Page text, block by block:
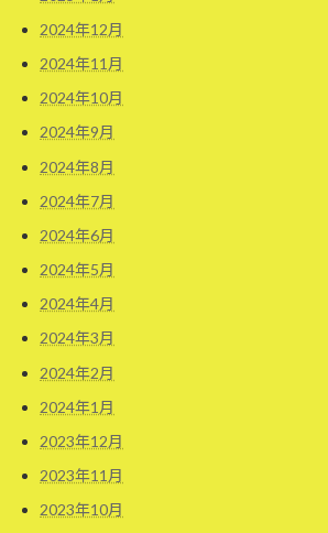
2024年12月
2024年11月
2024年10月
2024年9月
2024年8月
2024年7月
2024年6月
2024年5月
2024年4月
2024年3月
2024年2月
2024年1月
2023年12月
2023年11月
2023年10月